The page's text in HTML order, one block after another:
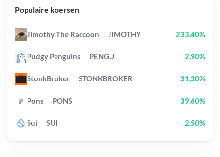
Populaire koersen
Jimothy The Raccoon JIMOTHY 233,40%
Pudgy Penguins PENGU 2,90%
StonkBroker STONKBROKER 31,30%
Pons PONS 39,60%
Sui SUI 2,50%